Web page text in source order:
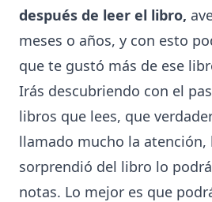
después de leer el libro,
meses o años, y con esto
que te gustó más de ese
Irás descubriendo con el
libros que lees, que
llamado mucho la atención,
sorprendió del libro lo
notas. Lo mejor es que